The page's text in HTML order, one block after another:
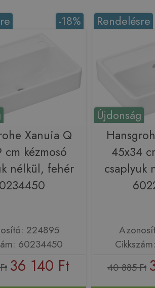
-18%
Xanuia Q
cm kézmosó
nélkül, fehér
224895
60234450
36 140 Ft
Újdonság
Rendelésre
45x34
csaplyuk
40 885 Ft